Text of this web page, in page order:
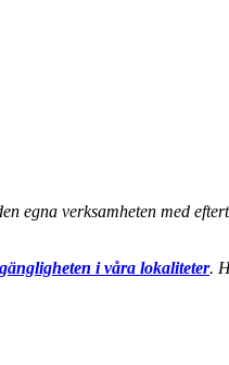
egna verksamheten med
i våra lokaliteter.